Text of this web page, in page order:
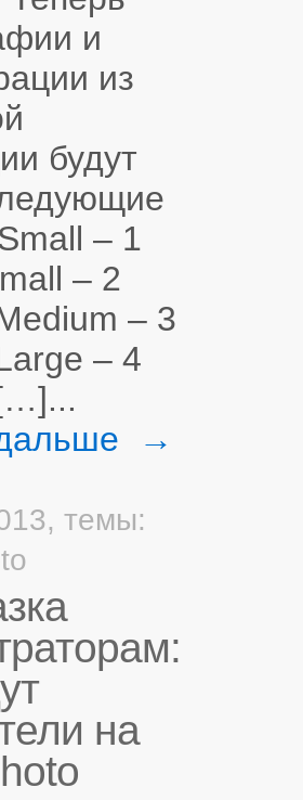
и
из
будут
– 1
– 2
– 3
– 4
→
темы:
на